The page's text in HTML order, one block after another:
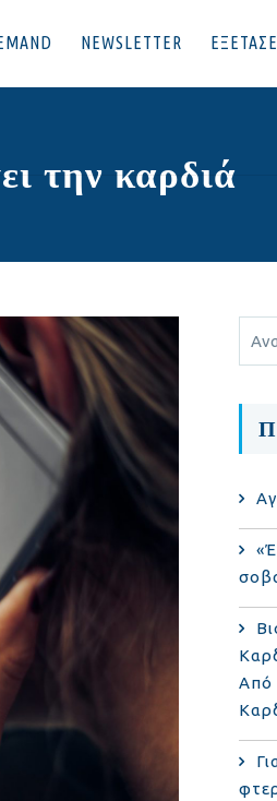
NEWSLETTER
την καρδιά
Από